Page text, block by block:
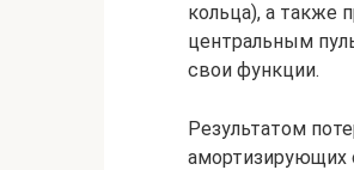
кольца), а также
центральным
свои функции.
Результатом
амортизирующих